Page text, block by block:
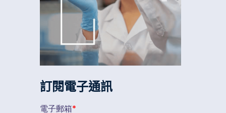
訂閱電子通訊